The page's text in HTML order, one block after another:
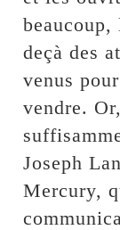
beaucoup,
deçà des
venus
vendre.
Joseph
Mercury,